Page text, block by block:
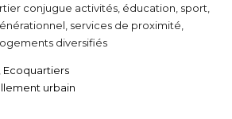
conjugue activités, éducation, sport,
services de proximité,
diversifiés
Ecoquartiers
urbain